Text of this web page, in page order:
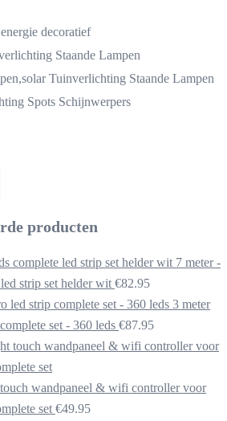
decoratief
Staande Lampen
Tuinverlichting Staande Lampen
Spots Schijnwerpers
producten
7 meter -
strip set helder wit €82.95
3 meter
set - 360 leds €87.95
wandpaneel & wifi controller voor
set €49.95